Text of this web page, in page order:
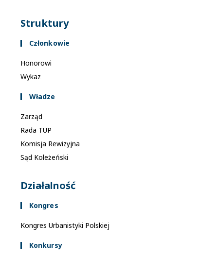
Struktury
Członkowie
Honorowi
Wykaz
Władze
Zarząd
Rada TUP
Komisja Rewizyjna
Sąd Koleżeński
Działalność
Kongres
Kongres Urbanistyki Polskiej
Konkursy